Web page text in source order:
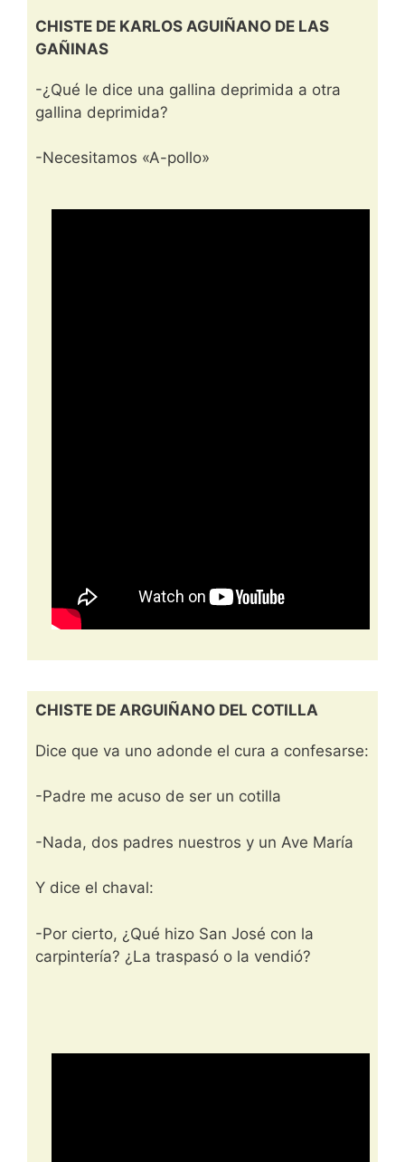
CHISTE DE KARLOS AGUIÑANO DE LAS
GAÑINAS
-¿Qué le dice una gallina deprimida a otra
gallina deprimida?
-Necesitamos «A-pollo»
CHISTE DE ARGUIÑANO DEL COTILLA
Dice que va uno adonde el cura a confesarse:
-Padre me acuso de ser un cotilla
-Nada, dos padres nuestros y un Ave María
Y dice el chaval:
-Por cierto, ¿Qué hizo San José con la
carpintería? ¿La traspasó o la vendió?